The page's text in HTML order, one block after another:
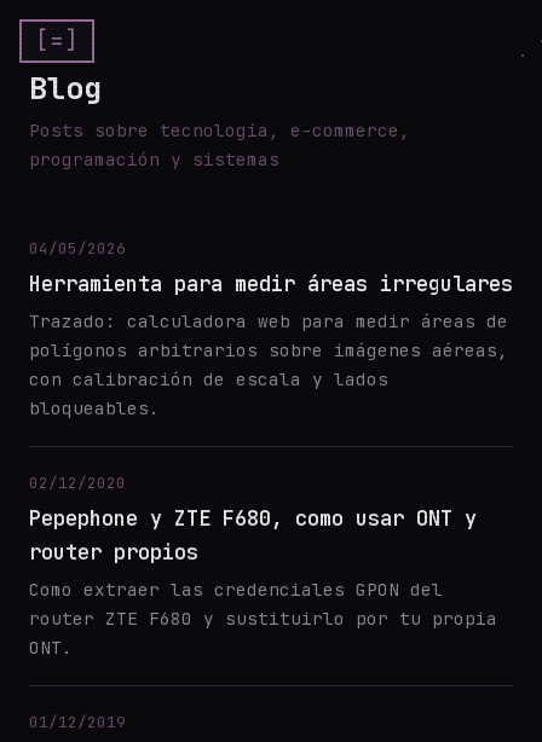
[=]
Blog
Posts sobre tecnología, e-commerce,
programación y sistemas
04/05/2026
Herramienta para medir áreas irregulares
Trazado: calculadora web para medir áreas de
polígonos arbitrarios sobre imágenes aéreas,
con calibración de escala y lados
bloqueables.
02/12/2020
Pepephone y ZTE F680, como usar ONT y
router propios
Como extraer las credenciales GPON del
router ZTE F680 y sustituirlo por tu propia
ONT.
01/12/2019